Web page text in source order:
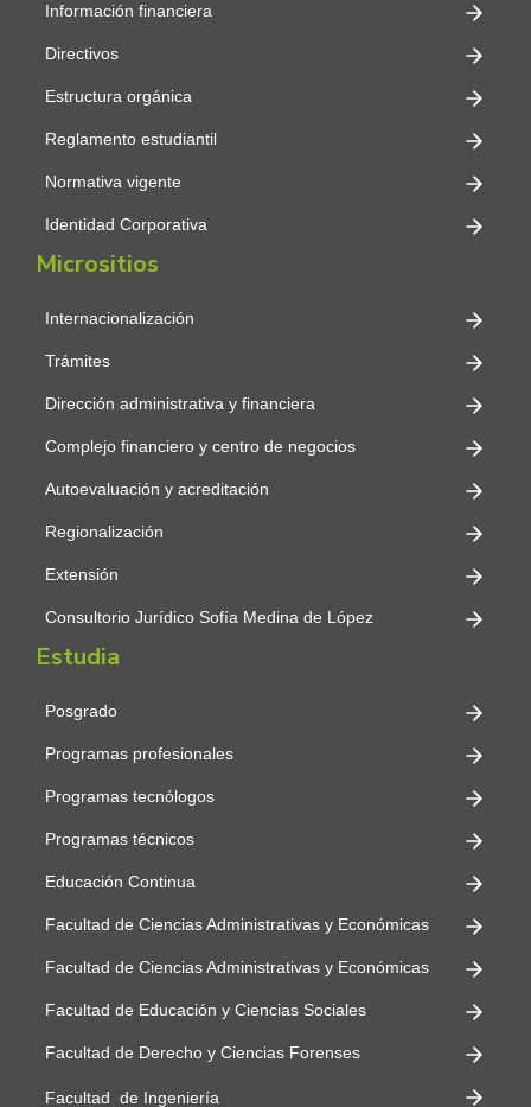
Información financiera
Directivos
Estructura orgánica
Reglamento estudiantil
Normativa vigente
Identidad Corporativa
Micrositios
Internacionalización
Trámites
Dirección administrativa y financiera
Complejo financiero y centro de negocios
Autoevaluación y acreditación
Regionalización
Extensión
Consultorio Jurídico Sofía Medina de López
Estudia
Posgrado
Programas profesionales
Programas tecnólogos
Programas técnicos
Educación Continua
Facultad de Ciencias Administrativas y Económicas
Facultad de Ciencias Administrativas y Económicas
Facultad de Educación y Ciencias Sociales
Facultad de Derecho y Ciencias Forenses
Facultad de Ingeniería